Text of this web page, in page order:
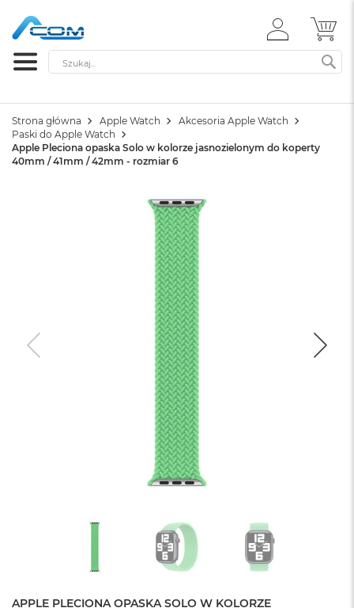
ZALOGUJ
SIĘ
Szukaj
Strona główna Apple Watch
Akcesoria Apple Watch
Paski do Apple Watch
Apple Pleciona opaska Solo w kolorze jasnozielonym do koperty
40mm / 41mm / 42mm - rozmiar 6
APPLE PLECIONA OPASKA SOLO W KOLORZE